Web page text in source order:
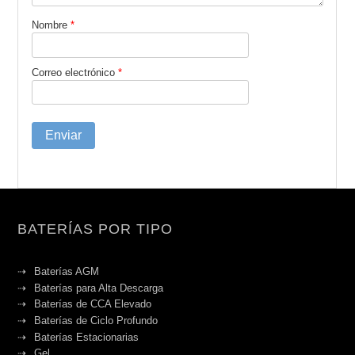
Nombre*
Correo electrónico*
BATERÍAS POR TIPO
Baterías AGM
Baterías para Alta Descarga
Baterías de CCA Elevado
Baterías de Ciclo Profundo
Baterías Estacionarias